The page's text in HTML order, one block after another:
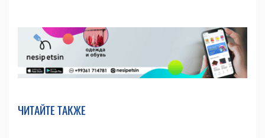
ЧИТАЙТЕ ТАКЖЕ